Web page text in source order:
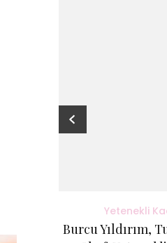
Yetenekli
Burcu Yıldırım,